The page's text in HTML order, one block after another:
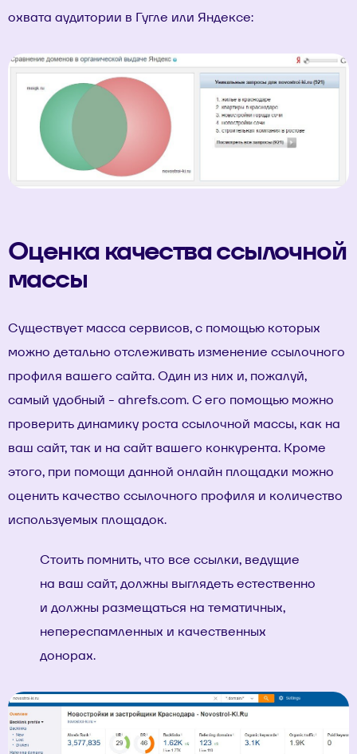
охвата аудитории в Гугле или Яндексе:
Оценка качества ссылочной
массы
Существует масса сервисов, с помощью которых
можно детально отслеживать изменение ссылочного
профиля вашего сайта. Один из них и, пожалуй,
самый удобный - ahrefs.com. С его помощью можно
проверить динамику роста ссылочной массы, как на
ваш сайт, так и на сайт вашего конкурента. Кроме
этого, при помощи данной онлайн площадки можно
оценить качество ссылочного профиля и количество
используемых площадок.
Стоить помнить, что все ссылки, ведущие
на ваш сайт, должны выглядеть естественно
и должны размещаться на тематичных,
непереспамленных и качественных
донорах.